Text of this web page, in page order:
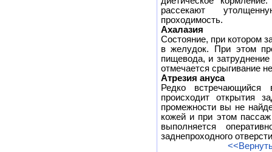
рассекают
проходимость.
Ахалазия
Состояние, при котором
в желудок. При этом
пищевода, и
отмечается срыгивание
Атрезия ануса
Редко
происходит открытия
промежности вы не
кожей и при этом
выполняется
заднепроходного